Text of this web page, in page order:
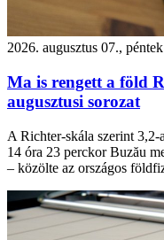
2026. augusztus 07., péntek
Ma is rengett a föld
augusztusi sorozat
A Richter-skála szerint 3,2-
14 óra 23 perckor Buzău
– közölte az országos